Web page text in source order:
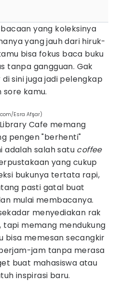
yang koleksinya
yang jauh dari hiruk-
bisa fokus baca buku
tanpa gangguan. Gak
sini juga jadi pelengkap
kamu.
Esra Afşar)
Cafe memang
pengen "berhenti"
adalah salah satu coffee
yang cukup
bukunya tertata rapi,
pasti gatal buat
mulai membacanya.
menyediakan rak
tapi memang mendukung
bisa memesan secangkir
jam tanpa merasa
buat mahasiswa atau
inspirasi baru.